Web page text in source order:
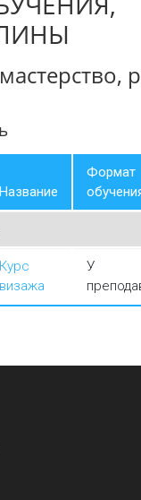
Название
Формат
Курс
визажа
У